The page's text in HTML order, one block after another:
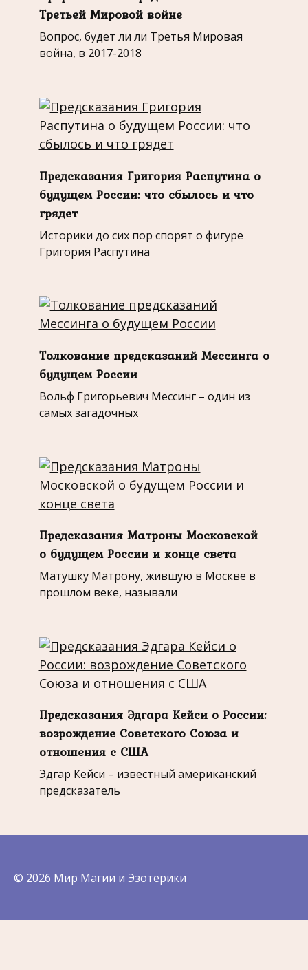
Третьей Мировой войне
Вопрос, будет ли ли Третья Мировая
война, в 2017-2018
Предсказания Григория Распутина о
будущем России: что сбылось и что
грядет
Историки до сих пор спорят о фигуре
Григория Распутина
Толкование предсказаний Мессинга о
будущем России
Вольф Григорьевич Мессинг – один из
самых загадочных
Предсказания Матроны Московской
о будущем России и конце света
Матушку Матрону, жившую в Москве в
прошлом веке, называли
Предсказания Эдгара Кейси о России:
возрождение Советского Союза и
отношения с США
Эдгар Кейси – известный американский
предсказатель
© 2026 Мир Магии и Эзотерики